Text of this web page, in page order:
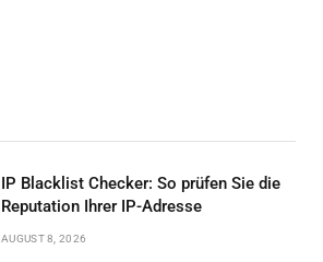
IP Blacklist Checker: So prüfen Sie die
Reputation Ihrer IP-Adresse
AUGUST 8, 2026